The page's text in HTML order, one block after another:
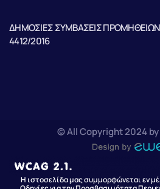
ΔΗΜΟΣΙΕΣ ΣΥΜΒΑΣΕΙΣ ΠΡΟΜΗΘΕΙΩΝ
4412/2016
© All Copyright 2024
Η ιστοσελίδα μας συμμορφώνεται εν